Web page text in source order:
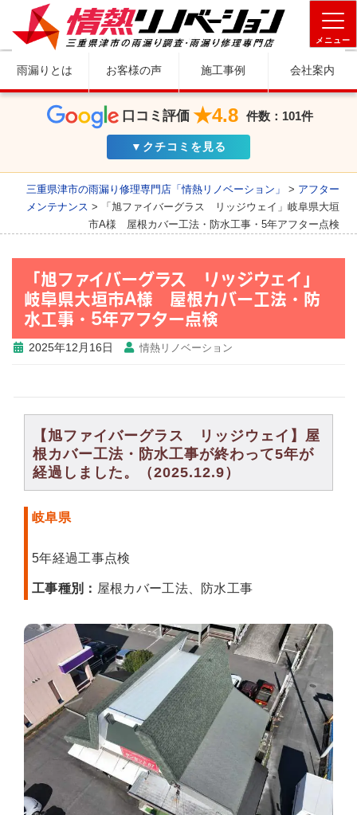
メニュー
雨漏りとは お客様の声 施工事例 会社案内
口コミ評価 ★4.8 件数：101件
▼クチコミを見る
三重県津市の雨漏り修理専門店「情熱リノベーション」 > アフター
メンテナンス >
「旭ファイバーグラス リッジウェイ」岐阜県大垣
市A様 屋根カバー工法・防水工事・5年アフター点検
「旭ファイバーグラス リッジウェイ」
岐阜県大垣市A様 屋根カバー工法・防
水工事・5年アフター点検
2025年12月16日 情熱リノベーション
【旭ファイバーグラス リッジウェイ】屋
根カバー工法・防水工事が終わって5年が
経過しました。（2025.12.9）
岐阜県
5年経過工事点検
工事種別： 屋根カバー工法、防水工事